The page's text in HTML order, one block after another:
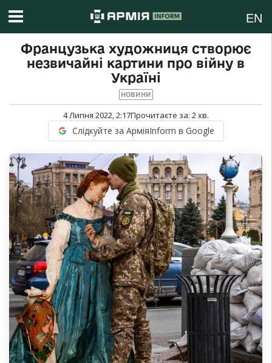
EN
Французька художниця створює
незвичайні картини про війну в
Україні
НОВИНИ
4 Липня 2022, 2:17Прочитаєте за: 2хв.
Слідкуйте за АрміяInform в Google